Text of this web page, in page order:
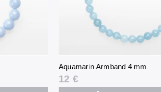
Aquamarin Armband 4 mm
12 €